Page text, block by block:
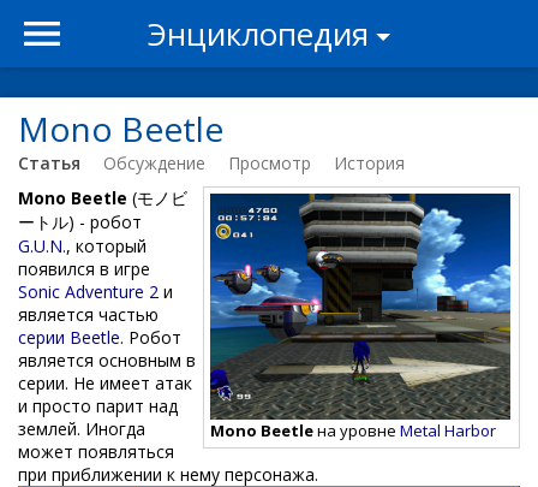
Энциклопедия
Mono Beetle
Статья Обсуждение Просмотр История
Mono Beetleна уровне Metal Harbor
Mono Beetle (モノビ
ートル) - робот
G.U.N., который
появился в игре
Sonic Adventure 2 и
является частью
серии Beetle. Робот
является основным в
серии. Не имеет атак
и просто парит над
землей. Иногда
может появляться
при приближении к нему персонажа.